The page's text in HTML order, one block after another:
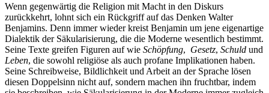
Wenn gegenwärtig die Religion mit Macht in den Diskurs
zurückkehrt, lohnt sich ein Rückgriff auf das Denken Walter
Benjamins. Denn immer wieder kreist Benjamin um jene eigenartige
Dialektik der Säkularisierung, die die Moderne wesentlich bestimmt.
Seine Texte greifen Figuren auf wie Schöpfung, Gesetz, Schuld und
Leben, die sowohl religiöse als auch profane Implikationen haben.
Seine Schreibweise, Bildlichkeit und Arbeit an der Sprache lösen
diesen Doppelsinn nicht auf, sondern machen ihn fruchtbar, indem